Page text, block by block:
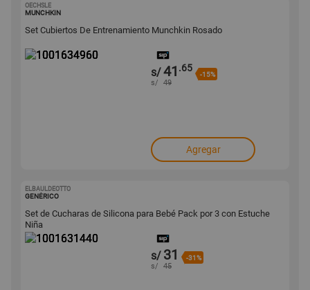
OECHSLE
MUNCHKIN
Set Cubiertos De Entrenamiento Munchkin Rosado
s/41 .65
-15%
s/ 49
Agregar
ELBAULDEOTTO
GENÉRICO
Set de Cucharas de Silicona para Bebé Pack por 3 con Estuche
Niña
s/ 31 -31%
s/ 45